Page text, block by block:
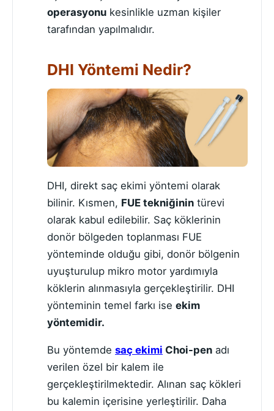
operasyonu kesinlikle uzman kişiler
tarafından yapılmalıdır.
DHI Yöntemi Nedir?
DHI, direkt saç ekimi yöntemi olarak
bilinir. Kısmen, FUE tekniğinin türevi
olarak kabul edilebilir. Saç köklerinin
donör bölgeden toplanması FUE
yönteminde olduğu gibi, donör bölgenin
uyuşturulup mikro motor yardımıyla
köklerin alınmasıyla gerçekleştirilir. DHI
yönteminin temel farkı ise ekim
yöntemidir.
Bu yöntemde saç ekimi Choi-pen adı
verilen özel bir kalem ile
gerçekleştirilmektedir. Alınan saç kökleri
bu kalemin içerisine yerleştirilir. Daha